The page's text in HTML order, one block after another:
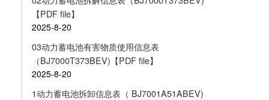
【PDF file】
2025-8-20
03动力蓄电池有害物质使用信息表
（BJ7000T373BEV)【PDF file】
2025-8-20
1动力蓄电池拆卸信息表（ BJ7001A51ABEV)